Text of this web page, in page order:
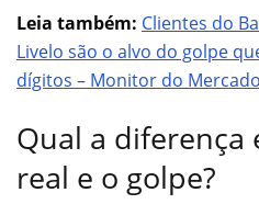
Leia também: Clientes do
Livelo são o alvo do golpe
dígitos – Monitor do Mercado
Qual a
real e o golpe?